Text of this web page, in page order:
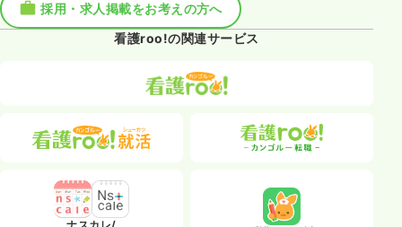
採用・求人掲載をお考えの方へ
看護roo!の関連サービス